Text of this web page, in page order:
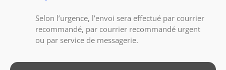
Selon l’urgence, l’envoi sera effectué par courrier
recommandé, par courrier recommandé urgent
ou par service de messagerie.